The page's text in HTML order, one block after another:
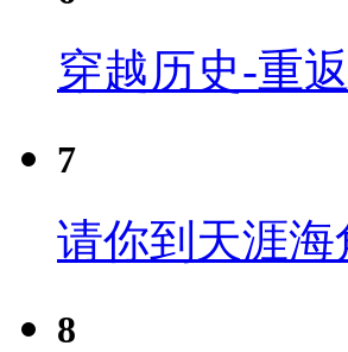
穿越历史-重
7
请你到天涯海
8